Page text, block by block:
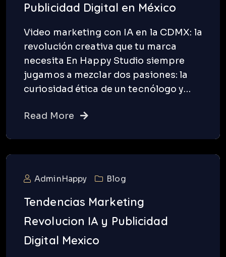
Publicidad Digital en México
Video marketing con IA en la CDMX: la
revolución creativa que tu marca
necesita En Happy Studio siempre
jugamos a mezclar dos pasiones: la
curiosidad ética de un tecnólogo y…
Read More
AdminHappy Blog
Tendencias Marketing
Revolucion IA y Publicidad
Digital Mexico